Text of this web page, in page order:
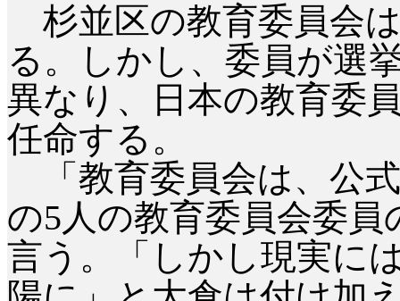
杉並区の教育委員会
る。しかし、委員が選
異なり、日本の教育委
任命する。
「教育委員会は、公
の5人の教育委員会委
言う。「しかし現実に